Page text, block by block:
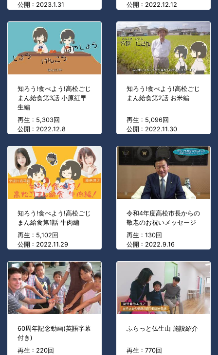
公開 : 2023.1.31
公開 : 2022.12.12
知ろう!食べよう!高松ごじ
まん給食第3話 小原紅早
生編
再生 : 5,303回
公開 : 2022.12.8
知ろう!食べよう!高松ごじ
まん給食第2話 お米編
再生 : 5,096回
公開 : 2022.11.30
知ろう!食べよう!高松ごじ
まん給食第1話 牛肉編
再生 : 5,102回
公開 : 2022.11.29
令和4年度高松市長からの
敬老のお祝いメッセージ
再生 : 130回
公開 : 2022.9.16
60周年記念動画(英語字幕
付き)
再生 : 220回
ふらっと仏生山 施設紹介
再生 : 770回